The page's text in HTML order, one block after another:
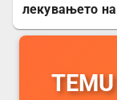
лекувањето
TEMU